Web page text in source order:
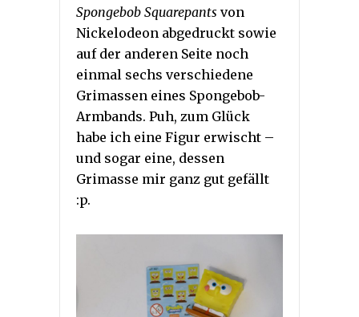
Spongebob Squarepants von
Nickelodeon abgedruckt sowie
auf der anderen Seite noch
einmal sechs verschiedene
Grimassen eines Spongebob-
Armbands. Puh, zum Glück
habe ich eine Figur erwischt –
und sogar eine, dessen
Grimasse mir ganz gut gefällt
:p.